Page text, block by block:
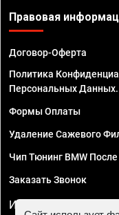
Правовая
Договор-Оферта
Политика
Персональных Данных.
Формы Оплаты
Удаление Сажевого
Чип Тюнинг BMW
Заказать Звонок
ИП Смирнов Георгий